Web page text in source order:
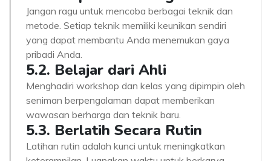
Jangan ragu untuk mencoba berbagai teknik dan
metode. Setiap teknik memiliki keunikan sendiri
yang dapat membantu Anda menemukan gaya
pribadi Anda.
5.2. Belajar dari Ahli
Menghadiri workshop dan kelas yang dipimpin oleh
seniman berpengalaman dapat memberikan
wawasan berharga dan teknik baru.
5.3. Berlatih Secara Rutin
Latihan rutin adalah kunci untuk meningkatkan